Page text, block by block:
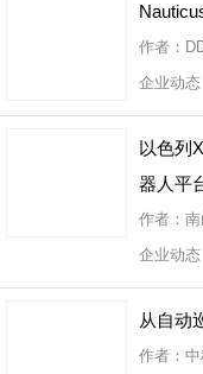
作者：
企业动态
以色列
器人平
作者：
企业动态
从自动
作者：